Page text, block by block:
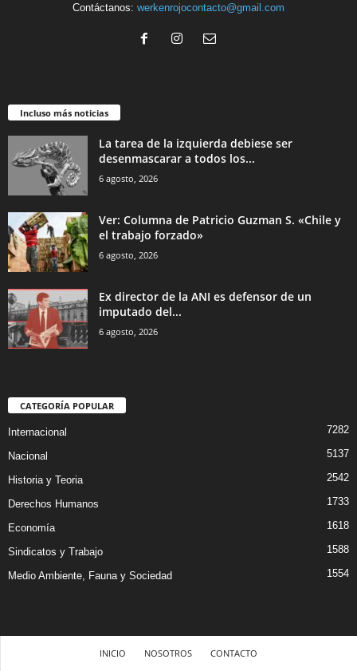
Contáctanos: werkenrojocontacto@gmail.com
Incluso más noticias
La tarea de la izquierda debiese ser
desenmascarar a todos los...
6 agosto, 2026
Ver: Columna de Patricio Guzman S. «Chile y
el trabajo forzado»
6 agosto, 2026
Ex director de la ANI es defensor de un
imputado del...
6 agosto, 2026
CATEGORÍA POPULAR
Internacional 7282
Nacional 5137
Historia y Teoria 2542
Derechos Humanos 1733
Economía 1618
Sindicatos y Trabajo 1588
Medio Ambiente, Fauna y Sociedad 1554
INICIO NOSOTROS CONTACTO